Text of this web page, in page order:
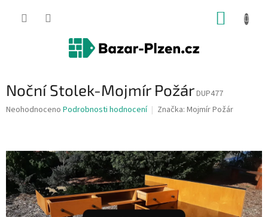
Noční Stolek-Mojmír PožárDUP477
Průměrné
0,0
z
5
hvězdiček.
Neohodnoceno Podrobnosti hodnocení Značka: Mojmír Požár